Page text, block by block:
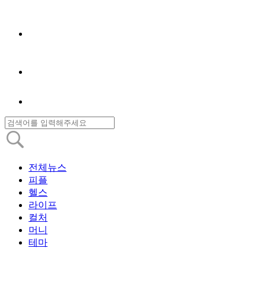
전체뉴스
피플
헬스
라이프
컬처
머니
테마